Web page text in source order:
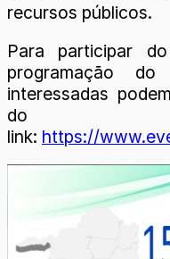
recursos públicos.
Para participar
programação
interessadas
do
link: https://